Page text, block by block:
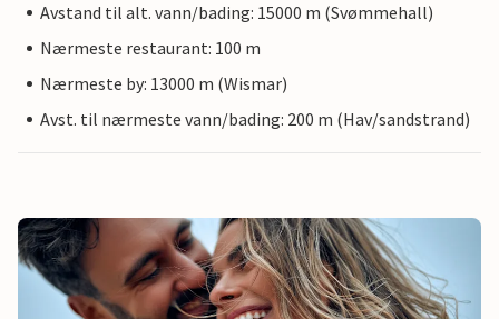
Avstand til alt. vann/bading: 15000 m (Svømmehall)
Nærmeste restaurant: 100 m
Nærmeste by: 13000 m (Wismar)
Avst. til nærmeste vann/bading: 200 m (Hav/sandstrand)